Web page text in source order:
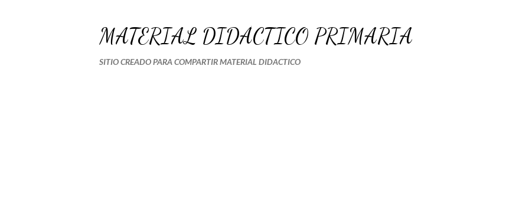
MATERIAL DIDÁCTICO PRIMARIA
SITIO CREADO PARA COMPARTIR MATERIAL DIDACTICO